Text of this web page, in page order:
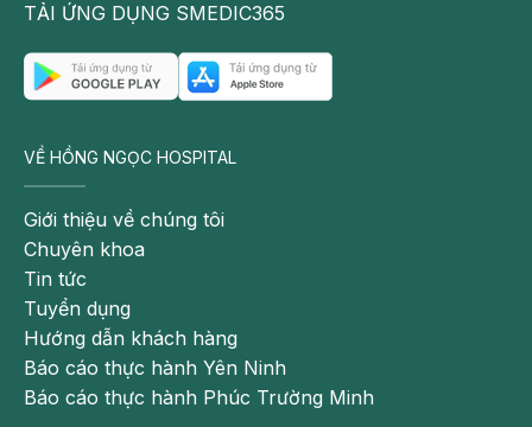
TẢI ỨNG DỤNG SMEDIC365
VỀ HỒNG NGỌC HOSPITAL
Giới thiệu về chúng tôi
Chuyên khoa
Tin tức
Tuyển dụng
Hướng dẫn khách hàng
Báo cáo thực hành Yên Ninh
Báo cáo thực hành Phúc Trường Minh